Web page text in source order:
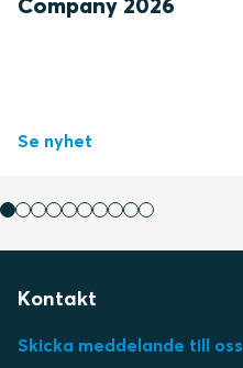
Se nyhet
Kontakt
Skicka meddelande till oss